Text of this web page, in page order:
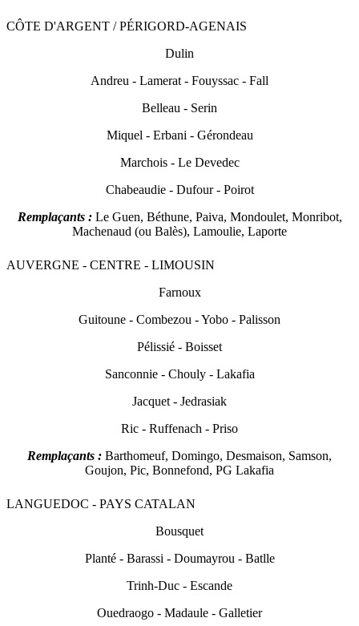
CÔTE D'ARGENT / PÉRIGORD-AGENAIS
Dulin
Andreu - Lamerat - Fouyssac - Fall
Belleau - Serin
Miquel - Erbani - Gérondeau
Marchois - Le Devedec
Chabeaudie - Dufour - Poirot
Remplaçants : Le Guen, Béthune, Paiva, Mondoulet, Monribot,
Machenaud (ou Balès), Lamoulie, Laporte
AUVERGNE - CENTRE - LIMOUSIN
Farnoux
Guitoune - Combezou - Yobo - Palisson
Pélissié - Boisset
Sanconnie - Chouly - Lakafia
Jacquet - Jedrasiak
Ric - Ruffenach - Priso
Remplaçants : Barthomeuf, Domingo, Desmaison, Samson,
Goujon, Pic, Bonnefond, PG Lakafia
LANGUEDOC - PAYS CATALAN
Bousquet
Planté - Barassi - Doumayrou - Batlle
Trinh-Duc - Escande
Ouedraogo - Madaule - Galletier